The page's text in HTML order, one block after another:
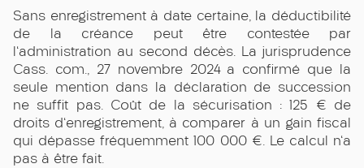
Sans enregistrement à date certaine, la déductibilité
de la créance peut être contestée par
l'administration au second décès. La jurisprudence
Cass. com., 27 novembre 2024 a confirmé que la
seule mention dans la déclaration de succession
ne suffit pas. Coût de la sécurisation : 125 € de
droits d'enregistrement, à comparer à un gain fiscal
qui dépasse fréquemment 100 000 €. Le calcul n'a
pas à être fait.